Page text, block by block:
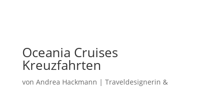
Oceania Cruises
Kreuzfahrten
von Andrea Hackmann | Traveldesignerin &